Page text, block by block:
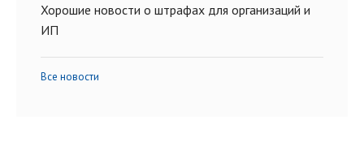
Хорошие новости о штрафах для организаций и
ИП
Все новости